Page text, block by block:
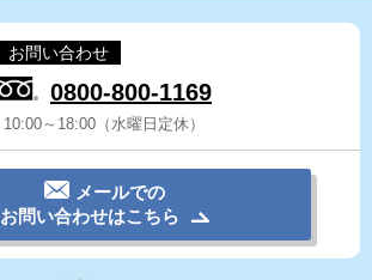
お問い合わせ
0800-800-1169
10:00～18:00（水曜日定休）
メールでの
お問い合わせはこちら